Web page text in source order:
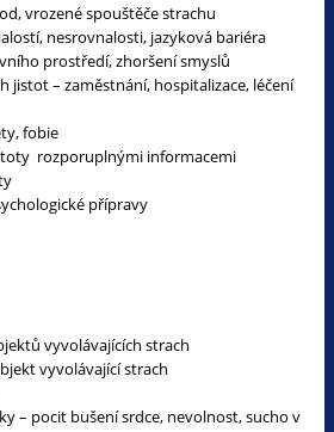
vrozené spouštěče strachu
nesrovnalosti, jazyková bariéra
prostředí, zhoršení smyslů
jistot – zaměstnání, hospitalizace, léčení
fobie
rozporuplnými informacemi
přípravy
vyvolávajících strach
vyvolávající strach
– pocit bušení srdce, nevolnost, sucho v